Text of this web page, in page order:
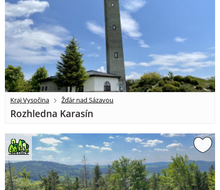
Kraj Vysočina Žďár nad Sázavou
Rozhledna Karasín